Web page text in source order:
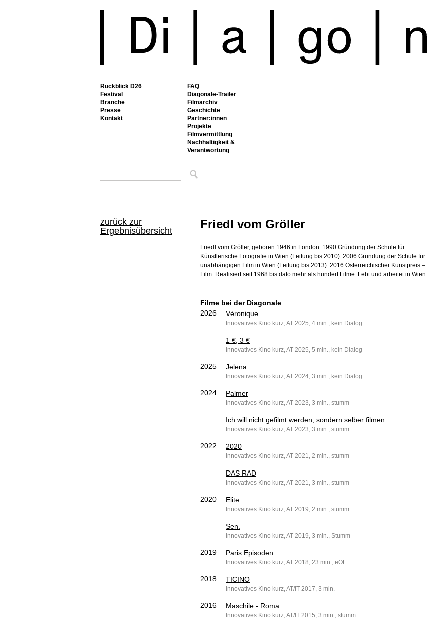
Rückblick D26
Festival
FAQ
Diagonale-Trailer
Filmarchiv
Geschichte
Partner:innen
Projekte
Filmvermittlung
Nachhaltigkeit &
Verantwortung
Branche
Presse
Kontakt
zurück zur
Ergebnisübersicht
Friedl vom Gröller
Friedl vom Gröller, geboren 1946 in London. 1990 Gründung der Schule für
Künstlerische Fotografie in Wien (Leitung bis 2010). 2006 Gründung der Schule für
unabhängigen Film in Wien (Leitung bis 2013). 2016 Österreichischer Kunstpreis –
Film. Realisiert seit 1968 bis dato mehr als hundert Filme. Lebt und arbeitet in Wien.
Filme bei der Diagonale
2026
Véronique
Innovatives Kino kurz, AT 2025, 4 min., kein Dialog
1 €, 3 €
Innovatives Kino kurz, AT 2025, 5 min., kein Dialog
2025 Jelena
Innovatives Kino kurz, AT 2024, 3 min., kein Dialog
2024 Palmer
Innovatives Kino kurz, AT 2023, 3 min., stumm
Ich will nicht gefilmt werden, sondern selber filmen
Innovatives Kino kurz, AT 2023, 3 min., stumm
2022 2020
Innovatives Kino kurz, AT 2021, 2 min., stumm
DAS RAD
Innovatives Kino kurz, AT 2021, 3 min., stumm
2020 Elite
Innovatives Kino kurz, AT 2019, 2 min., stumm
Sen.
Innovatives Kino kurz, AT 2019, 3 min., Stumm
2019 Paris Episoden
Innovatives Kino kurz, AT 2018, 23 min., eOF
2018 TICINO
Innovatives Kino kurz, AT/IT 2017, 3 min.
2016 Maschile - Roma
Innovatives Kino kurz, AT/IT 2015, 3 min., stumm